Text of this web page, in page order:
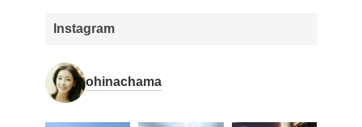
Instagram
ohinachama